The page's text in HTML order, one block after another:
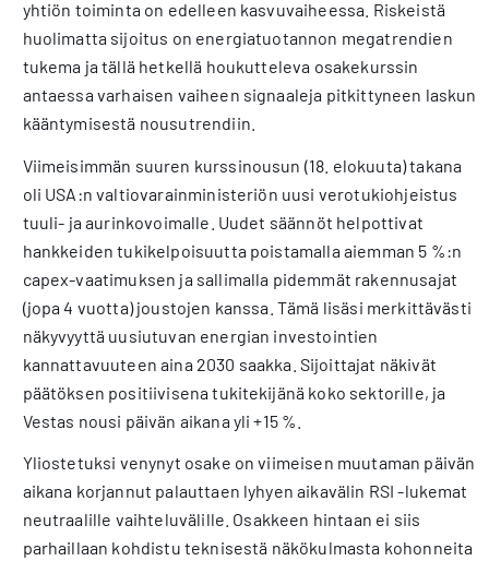
yhtiön toiminta on edelleen kasvuvaiheessa. Riskeistä
huolimatta sijoitus on energiatuotannon megatrendien
tukema ja tällä hetkellä houkutteleva osakekurssin
antaessa varhaisen vaiheen signaaleja pitkittyneen laskun
kääntymisestä nousutrendiin.
Viimeisimmän suuren kurssinousun (18. elokuuta) takana
oli USA:n valtiovarainministeriön uusi verotukiohjeistus
tuuli- ja aurinkovoimalle. Uudet säännöt helpottivat
hankkeiden tukikelpoisuutta poistamalla aiemman 5 %:n
capex-vaatimuksen ja sallimalla pidemmät rakennusajat
(jopa 4 vuotta) joustojen kanssa. Tämä lisäsi merkittävästi
näkyvyyttä uusiutuvan energian investointien
kannattavuuteen aina 2030 saakka. Sijoittajat näkivät
päätöksen positiivisena tukitekijänä koko sektorille, ja
Vestas nousi päivän aikana yli +15 %.
Yliostetuksi venynyt osake on viimeisen muutaman päivän
aikana korjannut palauttaen lyhyen aikavälin RSI -lukemat
neutraalille vaihteluvälille. Osakkeen hintaan ei siis
parhaillaan kohdistu teknisestä näkökulmasta kohonneita